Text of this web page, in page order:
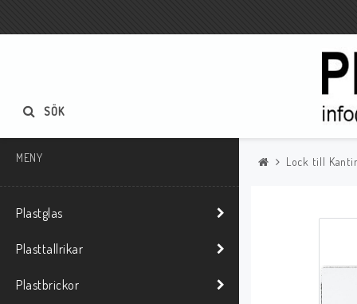
SÖK
MENY
Plastglas
Plasttallrikar
Plastbrickor
Lock till